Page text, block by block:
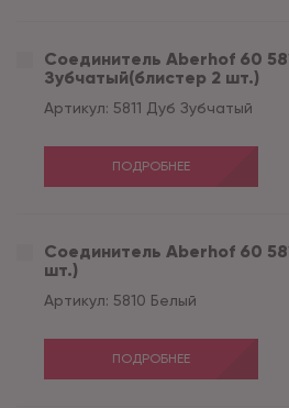
Соединитель Aberhof 60
Зубчатый(блистер 2 шт.)
Артикул: 5811 Дуб Зубчатый
ПОДРОБНЕЕ
Соединитель Aberhof 60
шт.)
Артикул: 5810 Белый
ПОДРОБНЕЕ